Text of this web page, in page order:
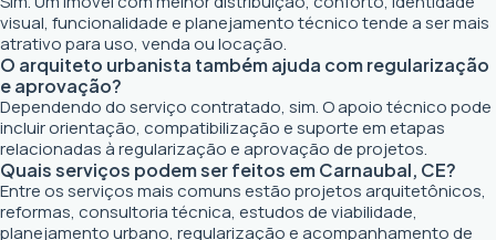
visual, funcionalidade e planejamento técnico tende a ser mais
atrativo para uso, venda ou locação.
O arquiteto urbanista também ajuda com regularização
e aprovação?
Dependendo do serviço contratado, sim. O apoio técnico pode
incluir orientação, compatibilização e suporte em etapas
relacionadas à regularização e aprovação de projetos.
Quais serviços podem ser feitos em Carnaubal, CE?
Entre os serviços mais comuns estão projetos arquitetônicos,
reformas, consultoria técnica, estudos de viabilidade,
planejamento urbano, regularização e acompanhamento de